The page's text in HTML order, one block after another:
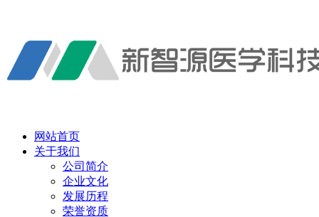
网站首页
关于我们
公司简介
企业文化
发展历程
荣誉资质